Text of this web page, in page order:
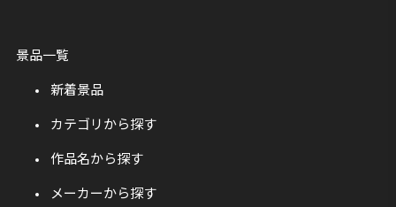
景品一覧
新着景品
カテゴリから探す
作品名から探す
メーカーから探す